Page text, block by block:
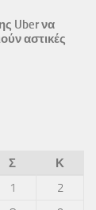
Uber να
αστικές
Σ
Κ
1
2